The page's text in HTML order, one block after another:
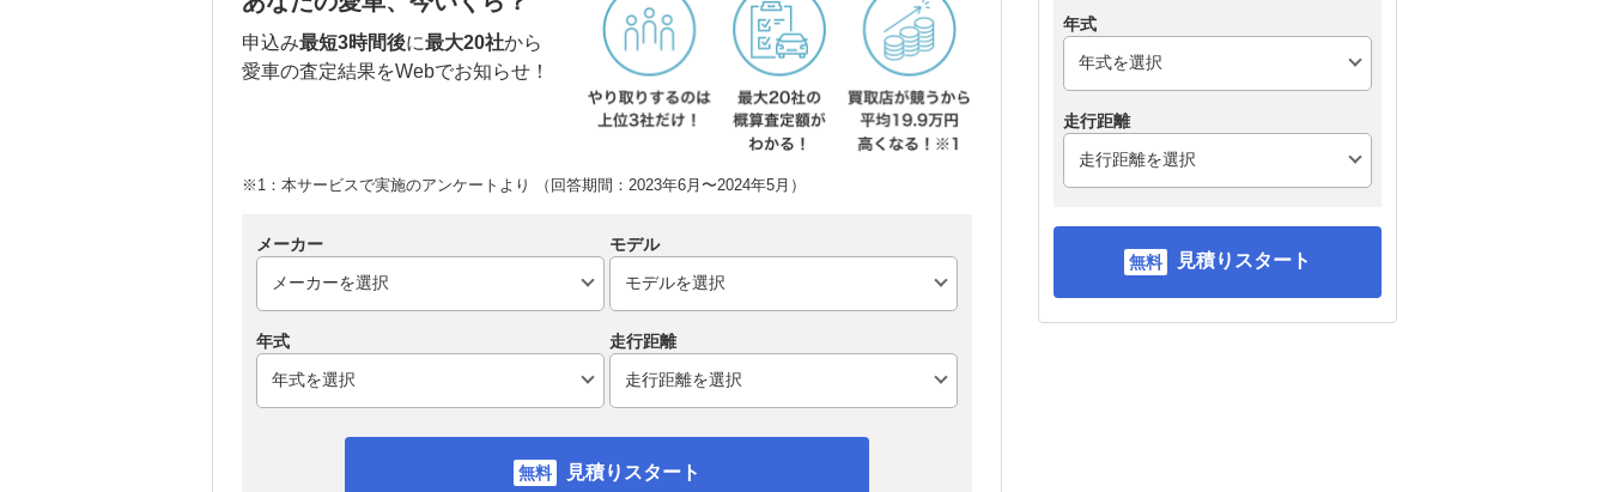
申込み最短3時間後に最大20社から
愛車の査定結果をWebでお知らせ！
※1：本サービスで実施のアンケートより （回答期間：2023年6月〜2024年5月）
メーカー モデル
年式 走行距離
見積りスタート
年式
走行距離
見積りスタート